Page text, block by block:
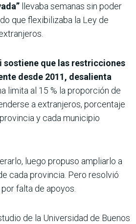
llevaba semanas sin poder
que flexibilizaba la Ley de
sostiene que las restricciones
desde 2011, desalienta
limita al 15 % la proporción de
a extranjeros, porcentaje
y cada municipio
luego propuso ampliarlo a
cada provincia. Pero resolvió
falta de apoyos.
de la Universidad de Buenos